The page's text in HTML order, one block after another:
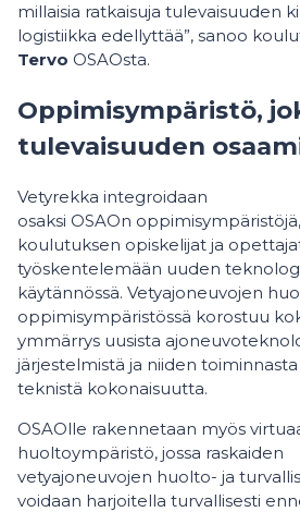
millaisia ratkaisuja tulevaisuuden
logistiikka edellyttää”, sanoo
Tervo OSAOsta.
Oppimisympäristö,
tulevaisuuden
Vetyrekka integroidaan
osaksi OSAOn
koulutuksen opiskelijat ja
työskentelemään uuden
käytännössä. Vetyajoneuvojen
oppimisympäristössä korostuu
ymmärrys uusista
järjestelmistä ja niiden
teknistä kokonaisuutta.
OSAOlle rakennetaan myös
huoltoympäristö, jossa raskaiden
vetyajoneuvojen huolto- ja
voidaan harjoitella turvallisesti